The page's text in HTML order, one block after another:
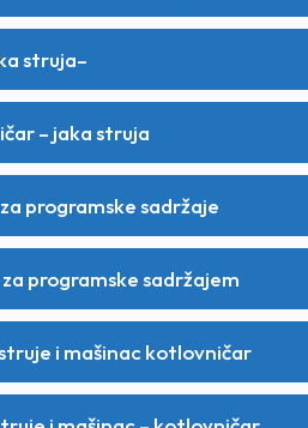
struja–
– jaka struja
programske sadržaje
programske sadržajem
i mašinac kotlovničar